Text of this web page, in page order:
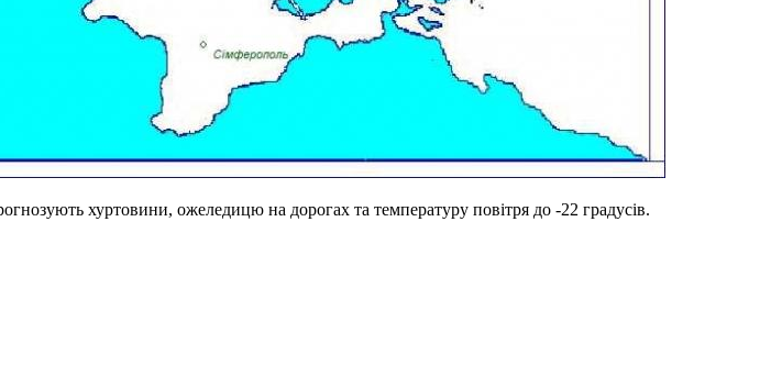
хуртовини, ожеледицю на дорогах та температуру повітря до -22 градусів.